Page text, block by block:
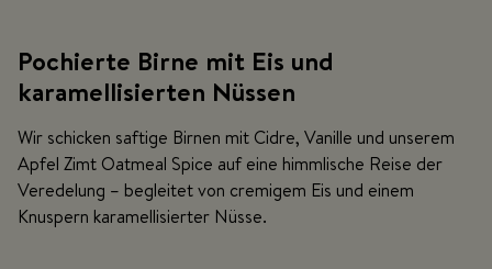
Pochierte Birne mit Eis und
karamellisierten Nüssen
Wir schicken saftige Birnen mit Cidre, Vanille und unserem
Apfel Zimt Oatmeal Spice auf eine himmlische Reise der
Veredelung – begleitet von cremigem Eis und einem
Knuspern karamellisierter Nüsse.